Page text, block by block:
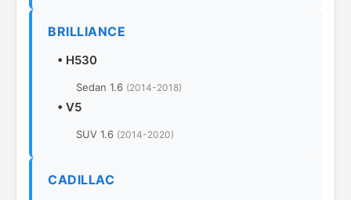
BRILLIANCE
• H530
Sedan 1.6 (2014-2018)
• V5
SUV 1.6 (2014-2020)
CADILLAC